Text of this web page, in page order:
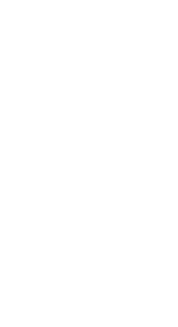
PAR UN
À LA
ACHETER
opter pour la fiabilité et la